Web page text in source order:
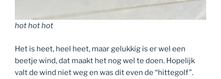
hot hot hot
Het is heet, heel heet, maar gelukkig is er wel een
beetje wind, dat maakt het nog wel te doen. Hopelijk
valt de wind niet weg en was dit even de “hittegolf”.